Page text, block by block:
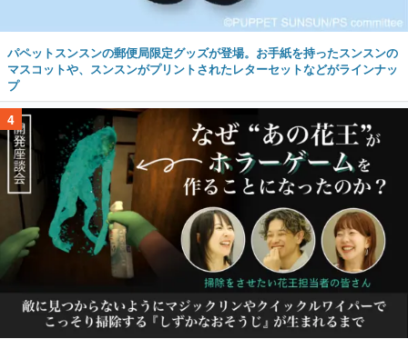
パペットスンスンの郵便局限定グッズが登場。お手紙を持ったスンスンの
マスコットや、スンスンがプリントされたレターセットなどがラインナッ
プ
4